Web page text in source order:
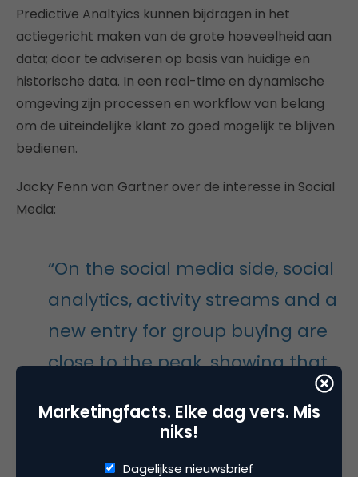
Predictive Analtyics kunnen bijdragen in het
actiegericht maken van de grote hoeveelheid aan
data; door te adviseren op basis van huidige en
historische data. In een real-time en dynamische
omgeving zijn processen en workflow van belang
om de uiteindelijke klant zo goed mogelijk te blijven
bedienen.
Jacky Fenn van Gartner over de interesse in Social
Media:
“On the social media side, social
analytics, activity streams and a
new entry for group buying are
close to the peak, showing that
the era of sky-high valuations
for web 2.0 startups is not yet
Marketingfacts. Elke dag vers. Mis
niks!
Dagelijkse nieuwsbrief